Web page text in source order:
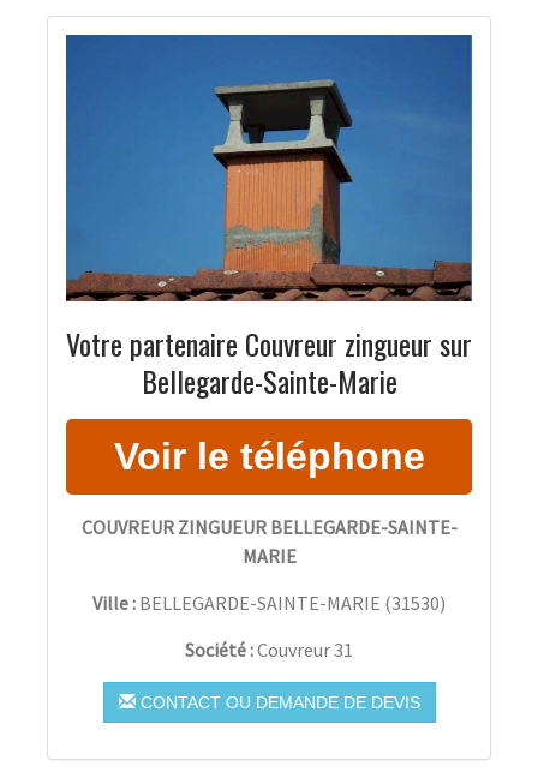
Votre partenaire Couvreur zingueur sur
Bellegarde-Sainte-Marie
COUVREUR ZINGUEUR BELLEGARDE-SAINTE-
MARIE
Ville : BELLEGARDE-SAINTE-MARIE (31530)
Société :Couvreur 31
CONTACT OU DEMANDE DE DEVIS